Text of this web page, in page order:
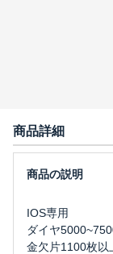
商品詳細
IOS専用
ダイヤ
金欠片1100枚以